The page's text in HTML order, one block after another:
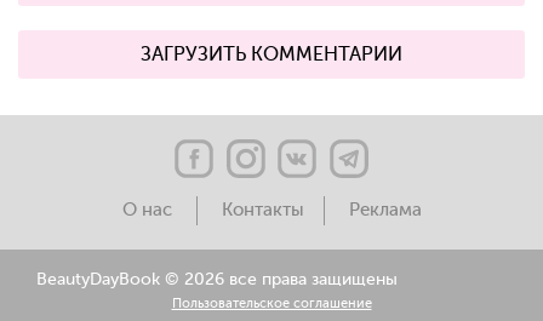
ЗАГРУЗИТЬ КОММЕНТАРИИ
О нас Контакты Реклама
BeautyDayBook © 2026 все права защищены
Пользовательское соглашение